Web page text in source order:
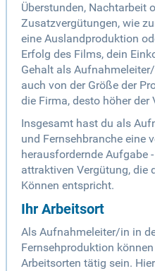
Überstunden, Nachtarbeit
Zusatzvergütungen, wie
eine Auslandproduktion
Erfolg des Films, dein
Gehalt als
auch von der Größe der
die Firma, desto höher der
Insgesamt hast du als
und Fernsehbranche eine
herausfordernde Aufgabe
attraktiven Vergütung, die
Können entspricht.
Ihr Arbeitsort
Als Aufnahmeleiter/in in
Fernsehproduktion
Arbeitsorten tätig sein.